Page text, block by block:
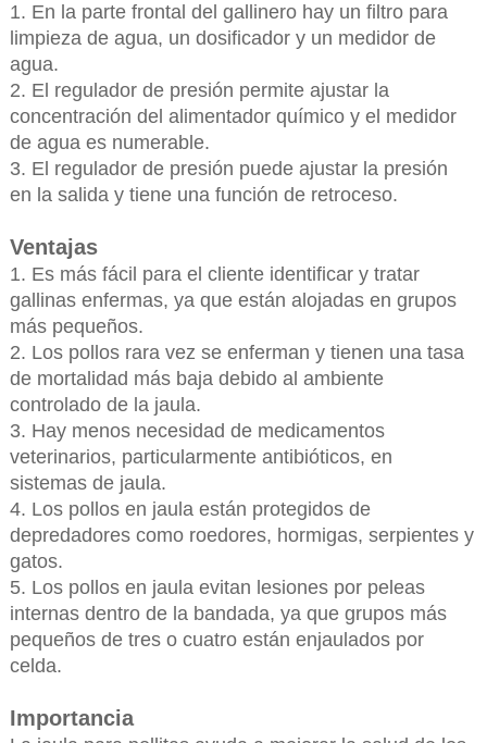
1. En la parte frontal del gallinero hay un filtro para
limpieza de agua, un dosificador y un medidor de
agua.
2. El regulador de presión permite ajustar la
concentración del alimentador químico y el medidor
de agua es numerable.
3. El regulador de presión puede ajustar la presión
en la salida y tiene una función de retroceso.
Ventajas
1. Es más fácil para el cliente identificar y tratar
gallinas enfermas, ya que están alojadas en grupos
más pequeños.
2. Los pollos rara vez se enferman y tienen una tasa
de mortalidad más baja debido al ambiente
controlado de la jaula.
3. Hay menos necesidad de medicamentos
veterinarios, particularmente antibióticos, en
sistemas de jaula.
4. Los pollos en jaula están protegidos de
depredadores como roedores, hormigas, serpientes y
gatos.
5. Los pollos en jaula evitan lesiones por peleas
internas dentro de la bandada, ya que grupos más
pequeños de tres o cuatro están enjaulados por
celda.
Importancia